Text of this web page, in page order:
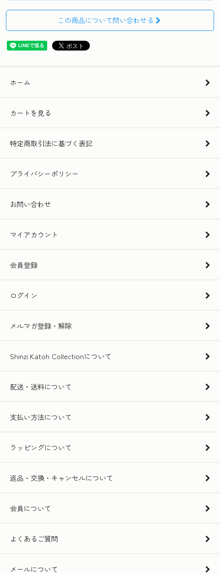
この商品について問い合わせる
ホーム
カートを見る
特定商取引法に基づく表記
プライバシーポリシー
お問い合わせ
マイアカウント
会員登録
ログイン
メルマガ登録・解除
Shinzi Katoh Collectionについて
配送・送料について
支払い方法について
ラッピングについて
返品・交換・キャンセルについて
会員について
よくあるご質問
メールについて